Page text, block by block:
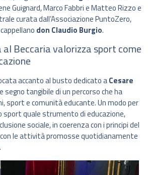
Guignard, Marco Fabbri e Matteo Rizzo e
curata dall’Associazione PuntoZero,
don Claudio Burgio.
al Beccaria valorizza sport come
accanto al busto dedicato aCesare
segno tangibile di un percorso che ha
sport e comunità educante. Un modo per
sport quale strumento di educazione,
sociale, in coerenza con i principi del
le attività promosse quotidianamente